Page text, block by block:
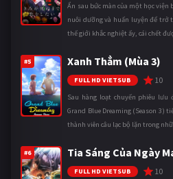
Ẩn sau bức màn của một học viện
nuôi dưỡng và huấn luyện để trở
thế giới khắc nghiệt ấy, cái chết
#5 Xanh Thẳm (Mùa 3)
FULL HD VIETSUB 10
Sau hàng loạt chuyến phiêu lưu
Grand Blue Dreaming (Season 3)
thành viên câu lạc bộ lặn trong
#6 Tia Sáng Của Ngày
FULL HD VIETSUB 10